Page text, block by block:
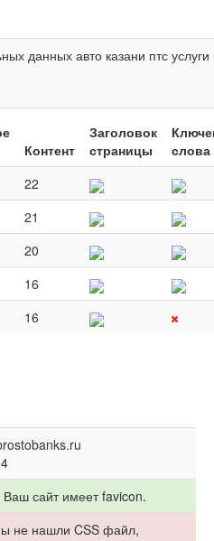
данных авто казани птс услуги
Контент
Заголовок
страницы
слова
22
21
20
16
16
сайт имеет favicon.
не нашли CSS файл,